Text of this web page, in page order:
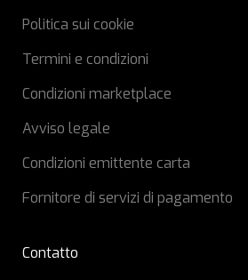
Politica sui cookie
Termini e condizioni
Condizioni marketplace
Avviso legale
Condizioni emittente carta
Fornitore di servizi di pagamento
Contatto